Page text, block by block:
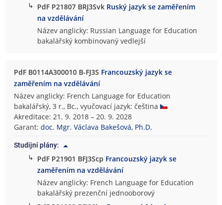
↳ PdF P21807 BRJ3Svk Ruský jazyk se zaměřením
na vzdělávání
Název anglicky: Russian Language for Education
bakalářský kombinovaný vedlejší
PdF B0114A300010 B-FJ3S Francouzský jazyk se
zaměřením na vzdělávání
Název anglicky: French Language for Education
bakalářský, 3 r., Bc., vyučovací jazyk: čeština
Akreditace: 21. 9. 2018 – 20. 9. 2028
Garant:doc. Mgr. Václava Bakešová, Ph.D.
Studijní plány:
↳ PdF P21901 BFJ3Scp Francouzský jazyk se
zaměřením na vzdělávání
Název anglicky: French Language for Education
bakalářský prezenční jednooborový